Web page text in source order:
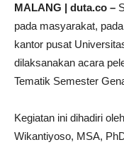
MALANG | duta.co –
pada masyarakat,
kantor pusat
dilaksanakan acara
Tematik Semester
Kegiatan ini dihadiri
Wikantiyoso, MSA,